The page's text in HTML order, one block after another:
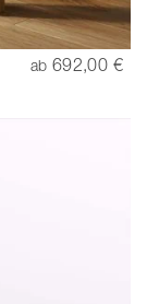
ab 692,00 €